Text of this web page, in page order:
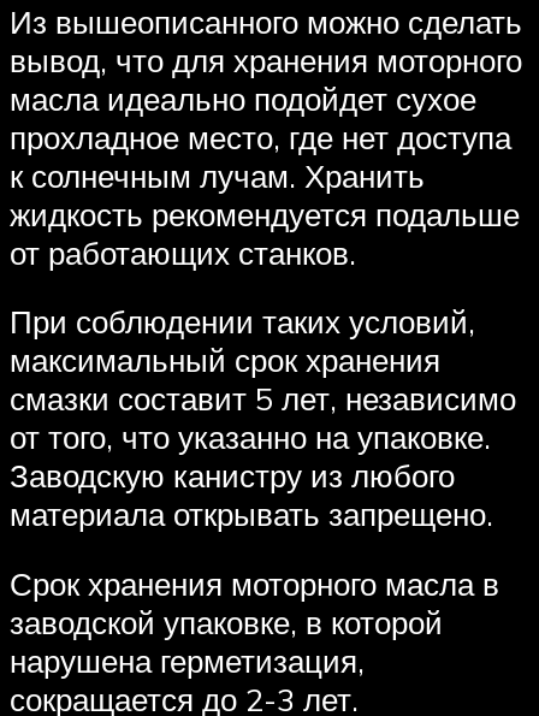
Из вышеописанного можно сделать
вывод, что для хранения моторного
масла идеально подойдет сухое
прохладное место, где нет доступа
к солнечным лучам. Хранить
жидкость рекомендуется подальше
от работающих станков.
При соблюдении таких условий,
максимальный срок хранения
смазки составит 5 лет, независимо
от того, что указанно на упаковке.
Заводскую канистру из любого
материала открывать запрещено.
Срок хранения моторного масла в
заводской упаковке, в которой
нарушена герметизация,
сокращается до 2-3 лет.